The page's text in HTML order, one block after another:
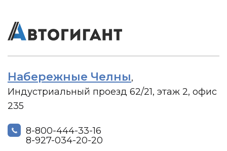
Набережные Челны,
Индустриальный проезд 62/21, этаж 2, офис
235
8-800-444-33-16
8-927-034-20-20